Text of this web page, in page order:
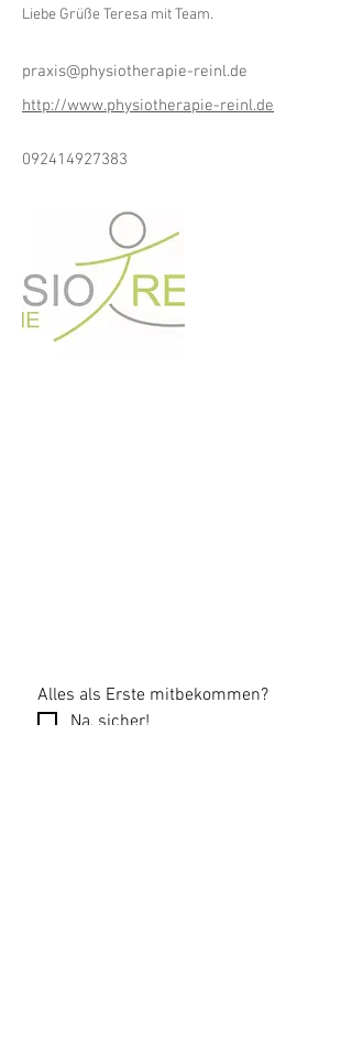
Liebe Grüße Teresa mit Team.
praxis@physiotherapie-reinl.de
http://www.physiotherapie-reinl.de
092414927383
Alles als Erste mitbekommen?
Na, sicher!